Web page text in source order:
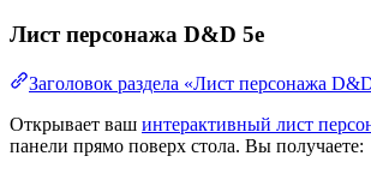
Лист персонажа D&D 5e
Заголовок раздела «Лист персонажа
Открывает ваш интерактивный лист
панели прямо поверх стола. Вы получаете: